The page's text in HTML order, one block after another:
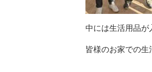
中には生活用品が
皆様のお家での生